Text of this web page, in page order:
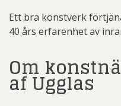
Ett bra konstverk
40 års erfarenhet av
Om
af Ugglas